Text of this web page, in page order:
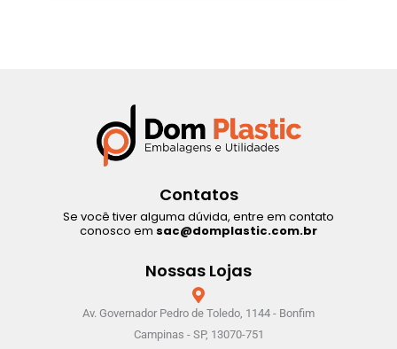
Contatos
Se você tiver alguma dúvida, entre em contato
conosco em sac@domplastic.com.br
Nossas Lojas
Av. Governador Pedro de Toledo, 1144 - Bonfim
Campinas - SP, 13070-751